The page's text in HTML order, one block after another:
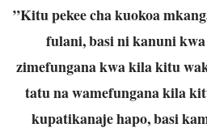
”Kitu pekee cha kuokoa
fulani, basi ni kanuni
zimefungana kwa kila kitu
tatu na wamefungana kila
kupatikanaje hapo, basi